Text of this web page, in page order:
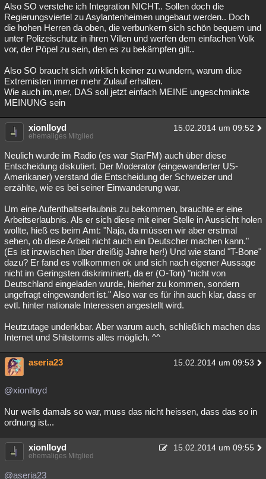
Also SO verstehe ich Integration NICHT.. Sollen doch die
Regierungsviertel zu Asylantenheimen ungebaut werden.. Doch
die hohen Herren da oben, die verbunkern sich schön bequem und
unter Polizeischutz in ihren Villen und werfen dem einfachen Volk
vor, der Pöpel zu sein, den es zu bekämpfen gilt..
Also SO braucht sich wirklich keiner zu wundern, warum diue
Extremisten immer mehr Zulauf erhalten.
Wie auch im,mer, DAS soll jetzt einfach MEINE ungeschminkte
MEINUNG sein
xionlloyd 15.02.2014 um 09:52
ehemaliges Mitglied
Neulich wurde im Radio (es war StarFM) auch über diese
Entscheidung diskutiert. Der Moderator (eingewanderter US-
Amerikaner) verstand die Entscheidung der Schweizer und
erzählte, wie es bei seiner Einwanderung war.
Um eine Aufenthaltserlaubnis zu bekommen, brauchte er eine
Arbeitserlaubnis. Als er sich diese mit einer Stelle in Aussicht holen
wollte, hieß es beim Amt: "Naja, da müssen wir aber erstmal
sehen, ob diese Arbeit nicht auch ein Deutscher machen kann."
(Es ist inzwischen über dreißig Jahre her!) Und wie stand "T-Bone"
dazu? Er fand es vollkommen ok und sich nach eigener Aussage
nicht im Geringsten diskriminiert, da er (O-Ton) "nicht von
Deutschland eingeladen wurde, hierher zu kommen, sondern
ungefragt eingewandert ist." Also war es für ihn auch klar, dass er
evtl. hinter nationale Interessen angestellt wird.
Heutzutage undenkbar. Aber warum auch, schließlich machen das
Internet und Shitstorms alles möglich. ^^
aseria23 15.02.2014 um 09:53
@xionlloyd
Nur weils damals so war, muss das nicht heissen, dass das so in
ordnung ist...
xionlloyd 15.02.2014 um 09:55
ehemaliges Mitglied
@aseria23